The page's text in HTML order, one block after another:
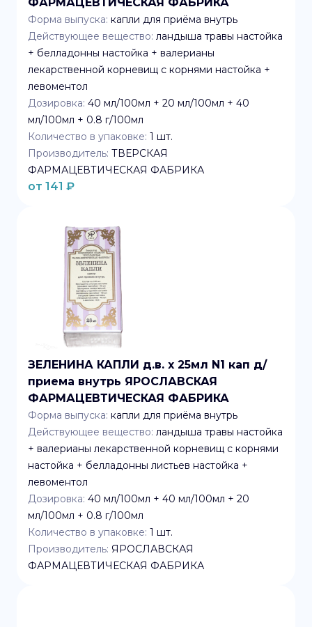
Форма выпуска: капли для приёма внутрь
Действующее вещество: ландыша травы настойка
+ белладонны настойка + валерианы
лекарственной корневищ с корнями настойка +
левоментол
Дозировка: 40 мл/100мл + 20 мл/100мл + 40
мл/100мл + 0.8 г/100мл
Количество в упаковке: 1 шт.
Производитель: ТВЕРСКАЯ
ФАРМАЦЕВТИЧЕСКАЯ ФАБРИКА
от 141 ₽
ЗЕЛЕНИНА КАПЛИ д.в. x 25мл N1 кап д/
приема внутрь ЯРОСЛАВСКАЯ
ФАРМАЦЕВТИЧЕСКАЯ ФАБРИКА
Форма выпуска: капли для приёма внутрь
Действующее вещество: ландыша травы настойка
+ валерианы лекарственной корневищ с корнями
настойка + белладонны листьев настойка +
левоментол
Дозировка: 40 мл/100мл + 40 мл/100мл + 20
мл/100мл + 0.8 г/100мл
Количество в упаковке: 1 шт.
Производитель: ЯРОСЛАВСКАЯ
ФАРМАЦЕВТИЧЕСКАЯ ФАБРИКА